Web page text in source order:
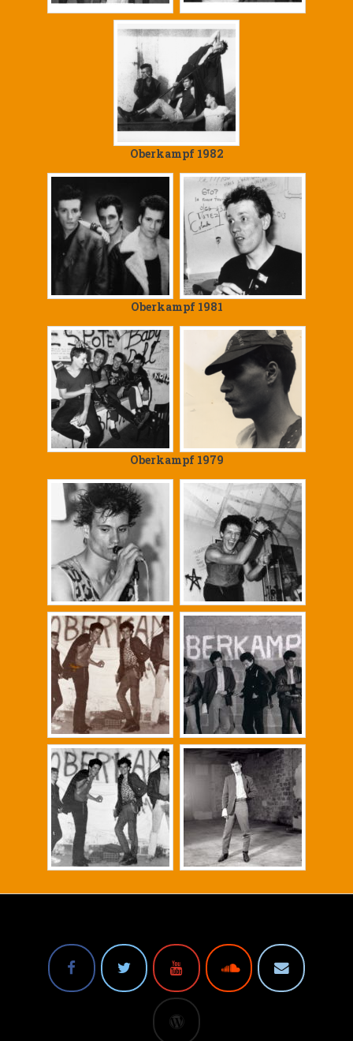
Oberkampf 1982
Oberkampf 1981
Oberkampf 1979